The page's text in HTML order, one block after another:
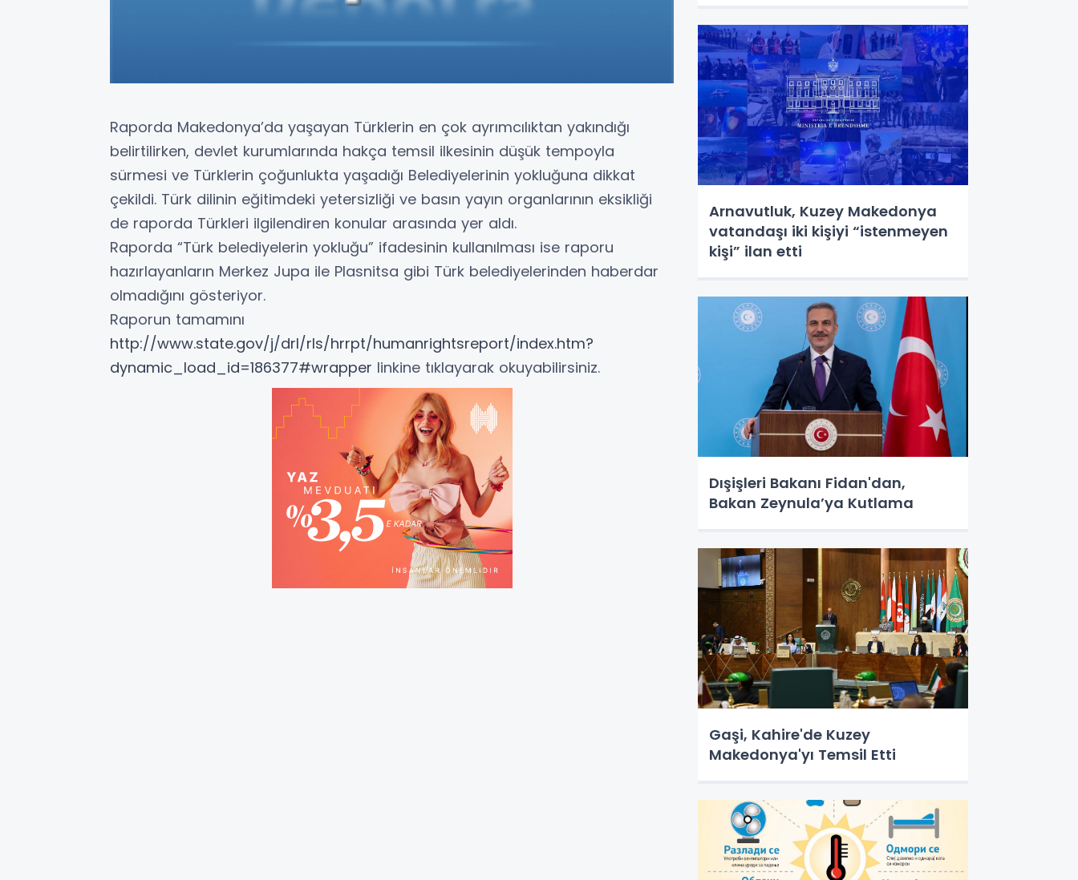
Raporda Makedonya’da yaşayan Türklerin en çok ayrımcılıktan yakındığı
belirtilirken, devlet kurumlarında hakça temsil ilkesinin düşük tempoyla
sürmesi ve Türklerin çoğunlukta yaşadığı Belediyelerinin yokluğuna dikkat
çekildi. Türk dilinin eğitimdeki yetersizliği ve basın yayın organlarının eksikliği
de raporda Türkleri ilgilendiren konular arasında yer aldı.
Raporda “Türk belediyelerin yokluğu” ifadesinin kullanılması ise raporu
hazırlayanların Merkez Jupa ile Plasnitsa gibi Türk belediyelerinden haberdar
olmadığını gösteriyor.
Raporun tamamını
http://www.state.gov/j/drl/rls/hrrpt/humanrightsreport/index.htm?
dynamic_load_id=186377#wrapper linkine tıklayarak okuyabilirsiniz.
Arnavutluk, Kuzey Makedonya
vatandaşı iki kişiyi “istenmeyen
kişi” ilan etti
Dışişleri Bakanı Fidan'dan,
Bakan Zeynula’ya Kutlama
Gaşi, Kahire'de Kuzey
Makedonya'yı Temsil Etti